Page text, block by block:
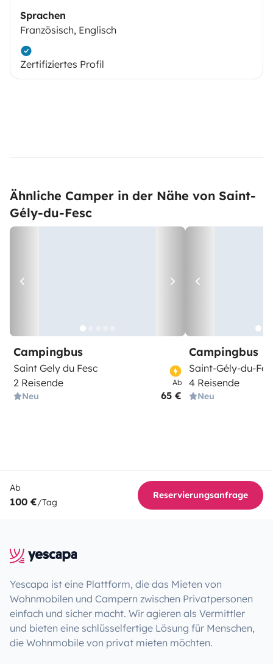
Sprachen
Französisch, Englisch
Zertifiziertes Profil
Ähnliche Camper in der Nähe von Saint-
Gély-du-Fesc
Campingbus
Saint Gely du Fesc
2 Reisende
Neu
Ab
65 €
Campingbus
Saint-Gély-du-
4 Reisende
Neu
Ab
100 €/Tag
Reservierungsanfrage
Yescapa ist eine Plattform, die das Mieten von
Wohnmobilen und Campern zwischen Privatpersonen
einfach und sicher macht. Wir agieren als Vermittler
und bieten eine schlüsselfertige Lösung für Menschen,
die Wohnmobile von privat mieten möchten.